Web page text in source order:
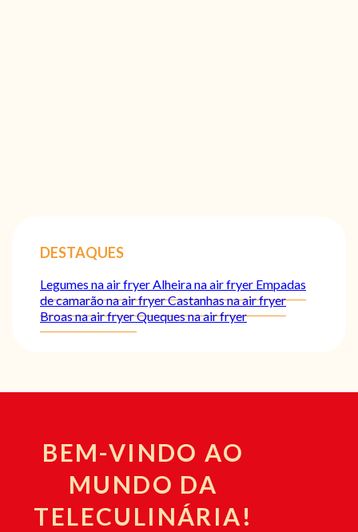
DESTAQUES
Legumes na air fryerAlheira na air fryer Empadas
de camarão na air fryerCastanhas na air fryer
Broas na air fryerQueques na air fryer
BEM-VINDO AO
MUNDO DA
TELECULINÁRIA!